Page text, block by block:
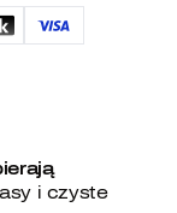
i czyste